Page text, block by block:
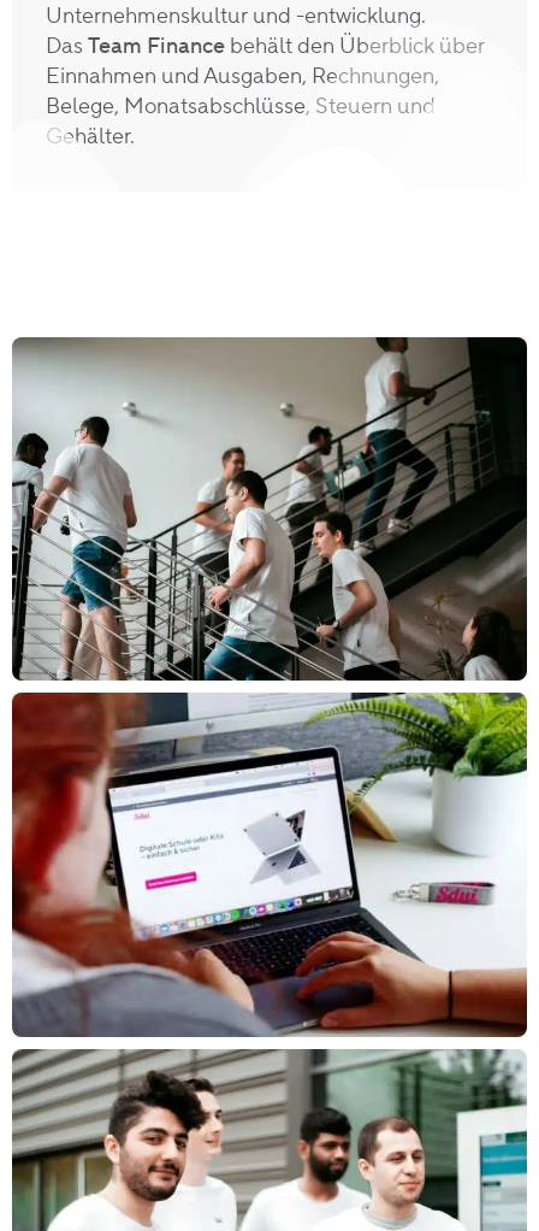
Unternehmenskultur und -entwicklung.
Das Team Finance behält den Überblick über
Einnahmen und Ausgaben, Rechnungen,
Belege, Monatsabschlüsse, Steuern und
Gehälter.